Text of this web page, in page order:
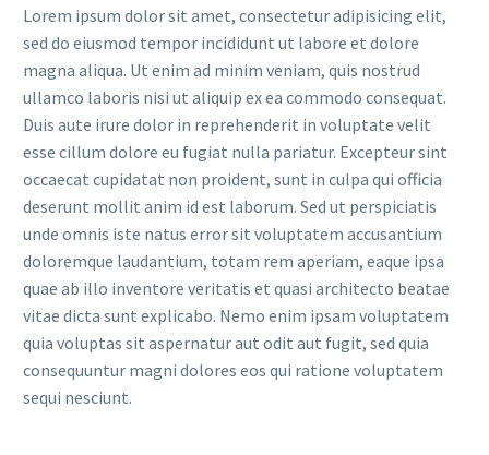
Lorem ipsum dolor sit amet, consectetur adipisicing elit,
sed do eiusmod tempor incididunt ut labore et dolore
magna aliqua. Ut enim ad minim veniam, quis nostrud
ullamco laboris nisi ut aliquip ex ea commodo consequat.
Duis aute irure dolor in reprehenderit in voluptate velit
esse cillum dolore eu fugiat nulla pariatur. Excepteur sint
occaecat cupidatat non proident, sunt in culpa qui officia
deserunt mollit anim id est laborum. Sed ut perspiciatis
unde omnis iste natus error sit voluptatem accusantium
doloremque laudantium, totam rem aperiam, eaque ipsa
quae ab illo inventore veritatis et quasi architecto beatae
vitae dicta sunt explicabo. Nemo enim ipsam voluptatem
quia voluptas sit aspernatur aut odit aut fugit, sed quia
consequuntur magni dolores eos qui ratione voluptatem
sequi nesciunt.